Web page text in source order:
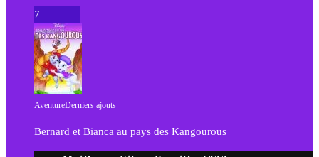
7
AventureDerniers ajouts
Bernard et Bianca au pays des Kangourous